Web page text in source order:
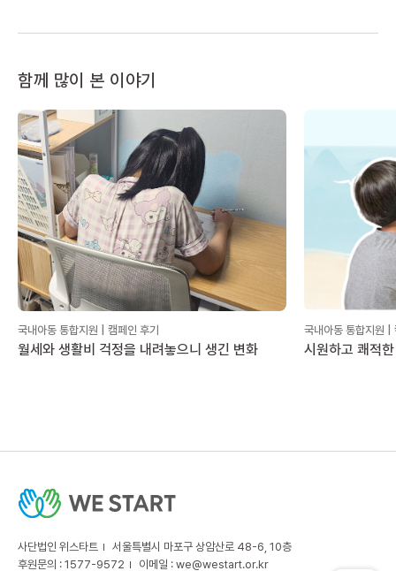
함께 많이 본 이야기
국내아동 통합지원 | 캠페인 후기
월세와 생활비 걱정을 내려놓으니 생긴 변화
국내아동 통합지원 |
시원하고 쾌적
사단법인 위스타트
서울특별시 마포구 상암산로 48-6, 10층
후원문의 : 1577-9572
이메일 : we@westart.or.kr